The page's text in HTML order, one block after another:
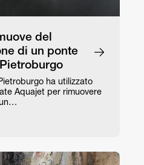
del
di un ponte
ha utilizzato
Aquajet per rimuovere